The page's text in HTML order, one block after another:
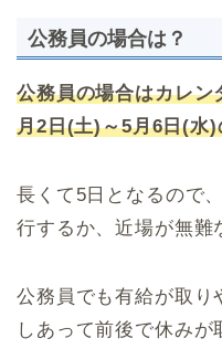
公務員の場合は？
公務員の場合はカレン
月2日(土)～5月6日(水
長くて5日となるので
行するか、近場が無難
公務員でも有給が取り
しあって前後で休みが